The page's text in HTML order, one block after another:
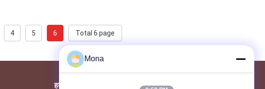
4 5 6 Total 6 page
हमें मेल करें
Mona